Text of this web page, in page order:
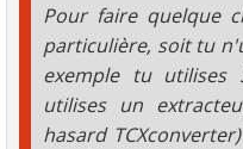
Pour faire quelque
particulière, soit tu
exemple tu utilises
utilises un
hasard